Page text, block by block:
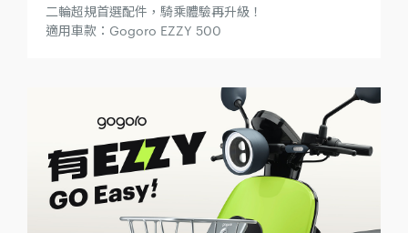
二輪超規首選配件，騎乘體驗再升級！
適用車款：Gogoro EZZY 500